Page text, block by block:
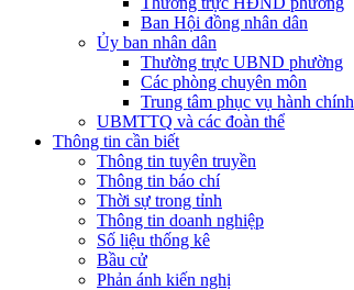
Ban Hội đồng nhân dân
Ủy ban nhân dân
Thường trực UBND phường
Các phòng chuyên môn
Trung tâm phục vụ hành chính
UBMTTQ và các đoàn thể
Thông tin cần biết
Thông tin tuyên truyền
Thông tin báo chí
Thời sự trong tỉnh
Thông tin doanh nghiệp
Số liệu thống kê
Bầu cử
Phản ánh kiến nghị